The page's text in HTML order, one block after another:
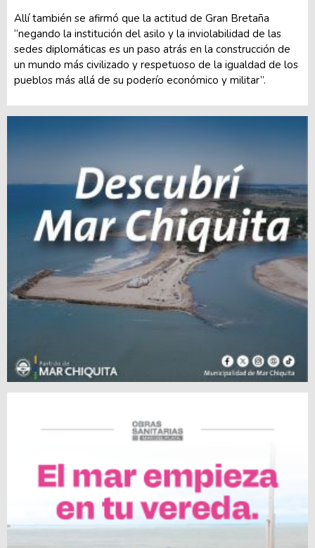
Allí también se afirmó que la actitud de Gran Bretaña
“negando la institución del asilo y la inviolabilidad de las
sedes diplomáticas es un paso atrás en la construcción de
un mundo más civilizado y respetuoso de la igualdad de los
pueblos más allá de su poderío económico y militar”.